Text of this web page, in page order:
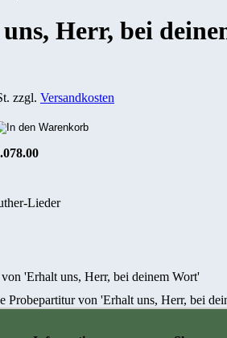
Herr, bei
zzgl. Versandkosten
Lieder
'Erhalt uns, Herr, bei deinem Wort'
Probepartitur von 'Erhalt uns, Herr, bei